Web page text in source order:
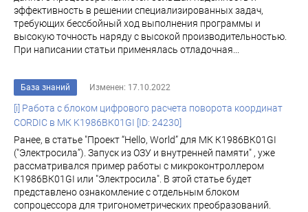
эффективность в решении специализированных задач,
требующих бессбойный ход выполнения программы и
высокую точность наряду с высокой производительностью.
При написании статьи применялась отладочная...
База знаний Изменен: 17.10.2022
[i] Работа с блоком цифрового расчета поворота координат
CORDIC в МК K1986ВК01GI [ID: 24230]
Ранее, в статье "Проект “Hello, World” для МК К1986ВК01GI
("Электросила”). Запуск из ОЗУ и внутренней памяти" , уже
рассматривалcя пример работы с микроконтроллером
К1986ВК01GI или "Электросила". В этой статье будет
представлено ознакомление с отдельным блоком
сопроцессора для тригонометрических преобразований.